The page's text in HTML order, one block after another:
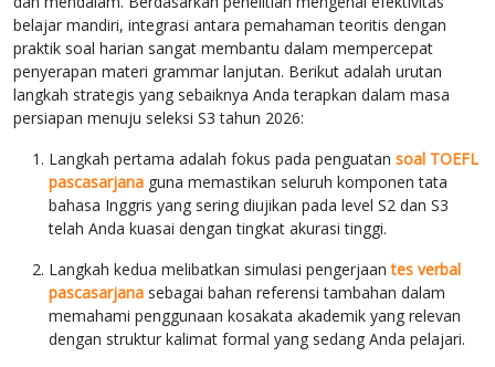
belajar mandiri, integrasi antara pemahaman teoritis dengan
praktik soal harian sangat membantu dalam mempercepat
penyerapan materi grammar lanjutan. Berikut adalah urutan
langkah strategis yang sebaiknya Anda terapkan dalam masa
persiapan menuju seleksi S3 tahun 2026:
Langkah pertama adalah fokus pada penguatan soal TOEFL
pascasarjana guna memastikan seluruh komponen tata
bahasa Inggris yang sering diujikan pada level S2 dan S3
telah Anda kuasai dengan tingkat akurasi tinggi.
Langkah kedua melibatkan simulasi pengerjaantes verbal
pascasarjana sebagai bahan referensi tambahan dalam
memahami penggunaan kosakata akademik yang relevan
dengan struktur kalimat formal yang sedang Anda pelajari.